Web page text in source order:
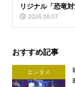
リジナル「恐竜
2026.08.07
おすすめ記事
エンタメ